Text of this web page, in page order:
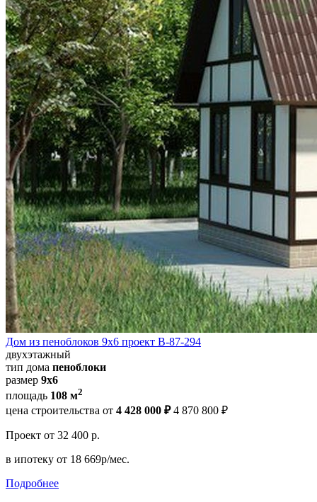
Дом из пеноблоков 9х6 проект В-87-294
двухэтажный
тип дома пеноблоки
размер 9x6
площадь 108 м2
цена строительства от 4 428 000 ₽ 4 870 800 ₽
Проект от 32 400 р.
в ипотеку от 18 669р/мес.
Подробнее